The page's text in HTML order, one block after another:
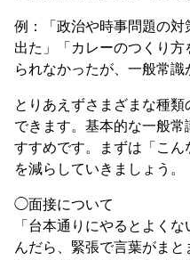
例：「政治や時事問題の対
出た」「カレーのつくり方
られなかったが、一般常識
とりあえずさまざまな種
できます。基本的な一般
すすめです。まずは「こん
を減らしていきましょう。
◯面接について
「台本通りにやるとよく
んだら、緊張で言葉がま